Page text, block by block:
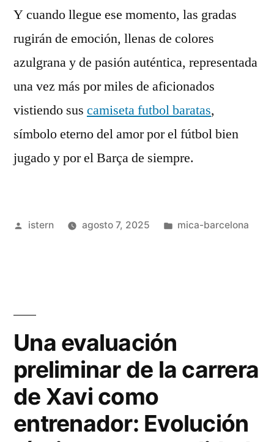
Y cuando llegue ese momento, las gradas
rugirán de emoción, llenas de colores
azulgrana y de pasión auténtica, representada
una vez más por miles de aficionados
vistiendo sus camiseta futbol baratas,
símbolo eterno del amor por el fútbol bien
jugado y por el Barça de siempre.
Publicado
istern agosto 7, 2025
Publicado
mica-barcelona
Una evaluación
preliminar de la carrera
de Xavi como
entrenador: Evolución